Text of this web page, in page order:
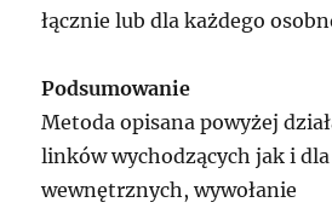
łącznie lub dla każdego
Podsumowanie
Metoda opisana powyżej
linków wychodzących jak i
wewnętrznych, wywołanie